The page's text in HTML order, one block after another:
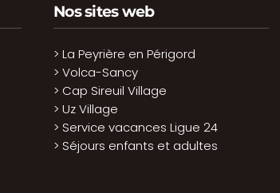
Nos sites web
> La Peyrière en Périgord
> Volca-Sancy
> Cap Sireuil Village
> Uz Village
> Service vacances Ligue 24
> Séjours enfants et adultes